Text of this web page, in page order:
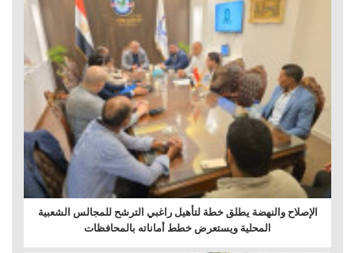
الإصلاح والنهضة يطلق خطة لتأهيل راغبي الترشح للمجالس الشعبية
المحلية ويستعرض خطط أماناته بالمحافظات